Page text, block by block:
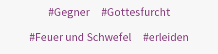
Gegner
Gottesfurcht
Feuer und Schwefel
erleiden